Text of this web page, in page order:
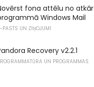
fona attēlu no
Windows Mail
PASTS UN ZIŅOJUMI
Recovery v2.2.1
UN PROGRAMMAS